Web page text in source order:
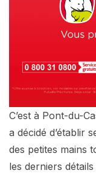
C’est à Pont-du-
a décidé d’établir
des petites mains
les derniers